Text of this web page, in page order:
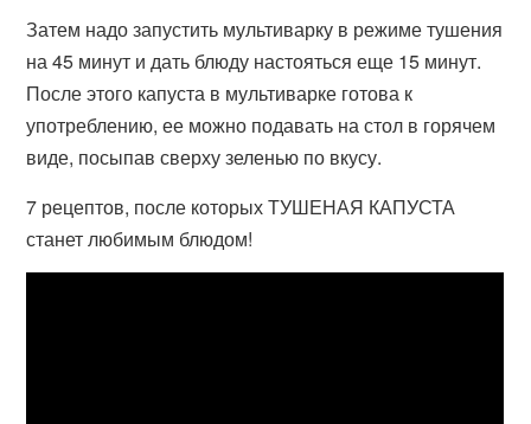
Затем надо запустить мультиварку в режиме тушения
на 45 минут и дать блюду настояться еще 15 минут.
После этого капуста в мультиварке готова к
употреблению, ее можно подавать на стол в горячем
виде, посыпав сверху зеленью по вкусу.
7 рецептов, после которых ТУШЕНАЯ КАПУСТА
станет любимым блюдом!